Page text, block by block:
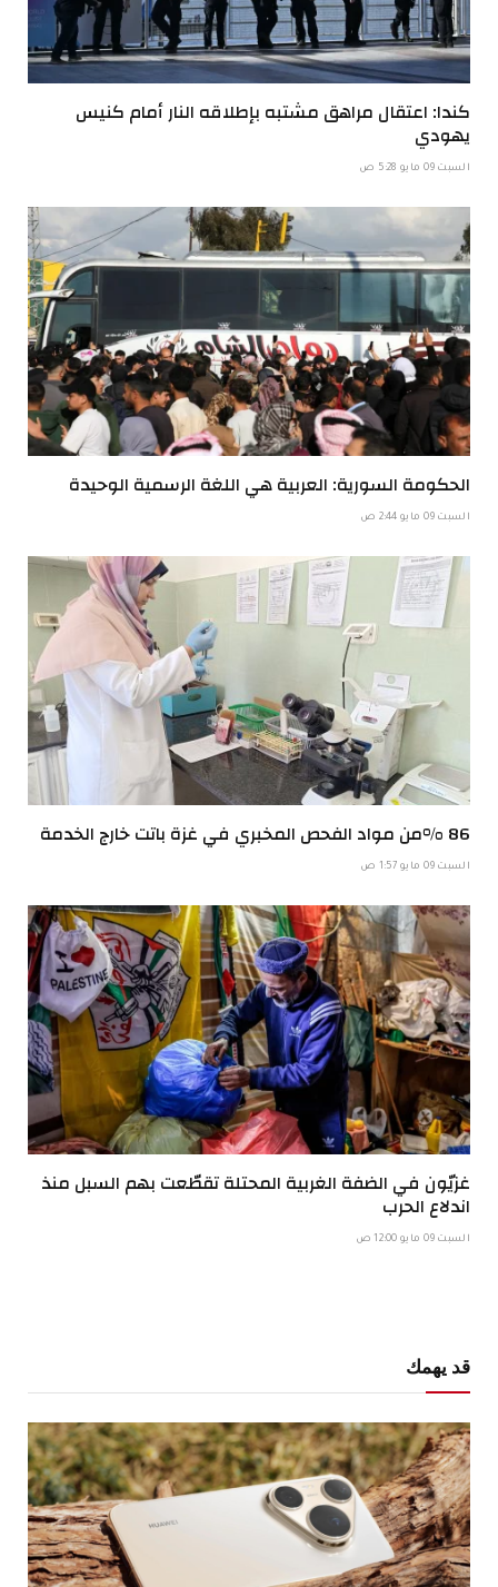
كندا: اعتقال مراهق مشتبه بإطلاقه النار أمام كنيس
يهودي
السبت 09 مايو 5:28 ص
الحكومة السورية: العربية هي اللغة الرسمية الوحيدة
السبت 09 مايو 2:44 ص
86 %من مواد الفحص المخبري في غزة باتت خارج الخدمة
السبت 09 مايو 1:57 ص
غزيّون في الضفة الغربية المحتلة تقطّعت بهم السبل منذ
اندلاع الحرب
السبت 09 مايو 12:00 ص
قد يهمك